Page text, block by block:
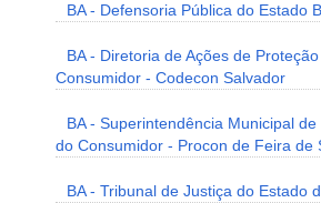
BA - Defensoria Pública do Estado
BA - Diretoria de Ações de
Consumidor - Codecon Salvador
BA - Superintendência Municipal
do Consumidor - Procon de Feira de
BA - Tribunal de Justiça do Estado